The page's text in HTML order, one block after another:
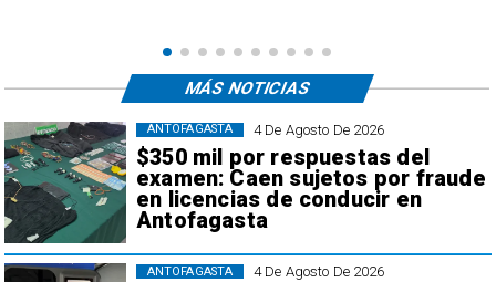
4 De Agosto De 2026
$350 mil por respuestas del
examen: Caen sujetos por fraude
en licencias de conducir en
Antofagasta
ANTOFAGASTA
4 De Agosto De 2026
ANTOFAGASTA
MÁS NOTICIAS